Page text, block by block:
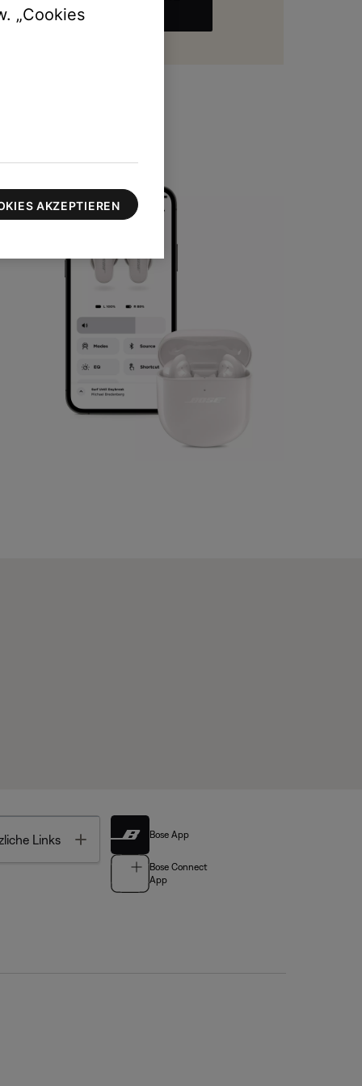
100 $
Links Toggle Bose App
Bose Connect
App
„Cookies
AKZEPTIEREN